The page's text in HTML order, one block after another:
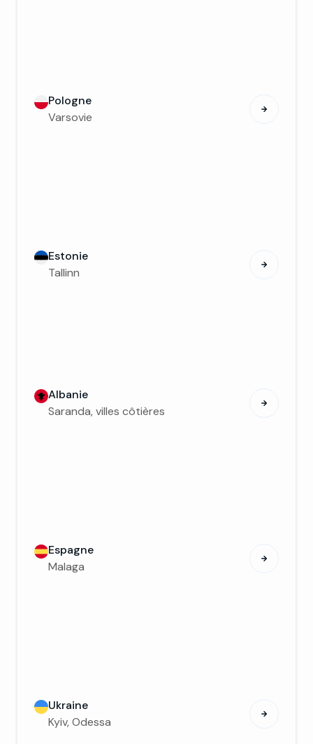
Pologne
Varsovie
Estonie
Tallinn
Albanie
Saranda, villes côtières
Espagne
Malaga
Ukraine
Kyiv, Odessa